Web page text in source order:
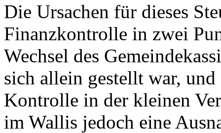
Die Ursachen für dieses
Finanzkontrolle in zwei
Wechsel des
sich allein gestellt war,
Kontrolle in der kleinen
im Wallis jedoch eine